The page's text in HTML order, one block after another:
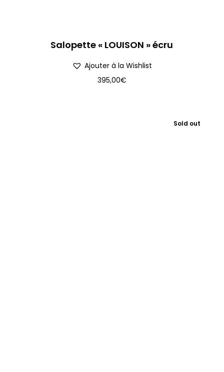
Salopette « LOUISON » écru
Ajouter à la Wishlist
395,00€
Sold out